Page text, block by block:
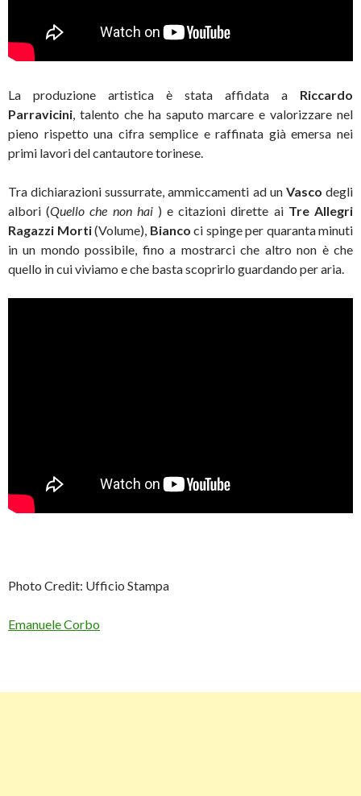
La produzione artistica è stata affidata a Riccardo
Parravicini , talento che ha saputo marcare e valorizzare nel
pieno rispetto una cifra semplice e raffinata già emersa nei
primi lavori del cantautore torinese.
Tra dichiarazioni sussurrate, ammiccamenti ad un Vasco degli
albori (Quello che non hai) e citazioni dirette ai Tre Allegri
Ragazzi Morti(Volume), Bianco ci spinge per quaranta minuti
in un mondo possibile, fino a mostrarci che altro non è che
quello in cui viviamo e che basta scoprirlo guardando per aria.
Photo Credit: Ufficio Stampa
Emanuele Corbo